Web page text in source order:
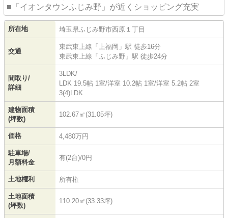
■「イオンタウンふじみ野」が近くショッピング充実
所在地 埼玉県ふじみ野市西原 １丁目
交通
東武東上線 「 上福岡 」駅 徒歩16分
東武東上線 「 ふじみ野 」駅 徒歩24分
間取り/
詳細
3LDK/
LDK 19.5帖 1室/洋室 10.2帖 1室/洋室 5.2帖 2室
3(4)LDK
建物面積
(坪数)
102.67㎡(31.05坪)
価格 4,480万円
駐車場/
月額料金
有(2台)/0円
土地権利 所有権
土地面積
(坪数)
110.20㎡(33.33坪)